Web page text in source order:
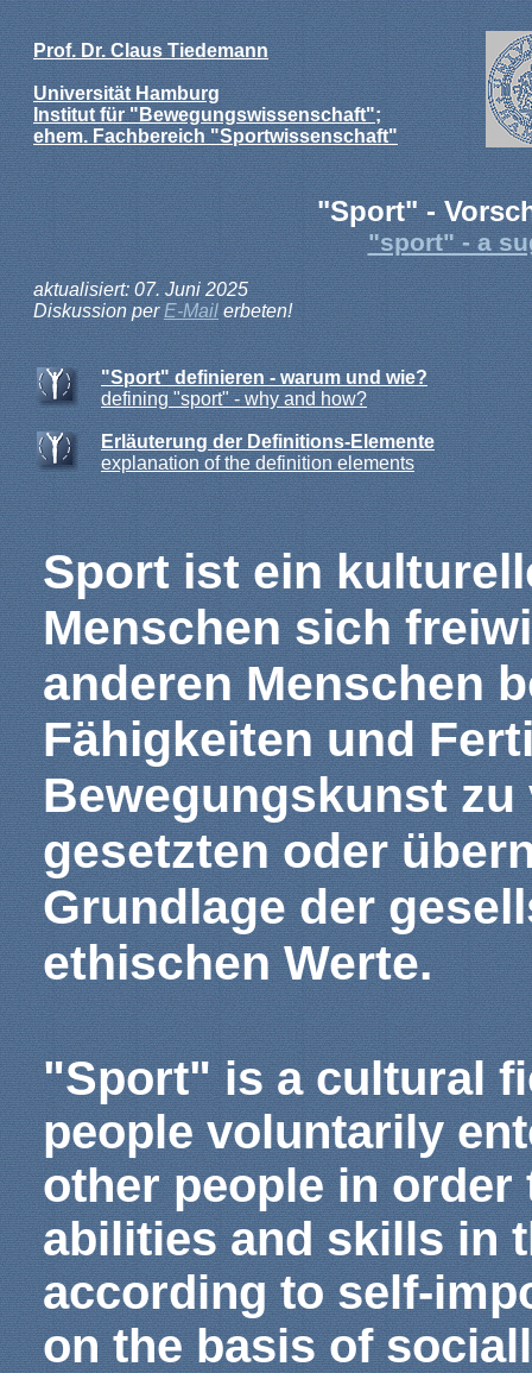
Prof. Dr. Claus Tiedemann
Universität Hamburg
Institut für "Bewegungswissenschaft";
ehem. Fachbereich "Sportwissenschaft"
"Sport" -
"sport" - a
aktualisiert: 07. Juni 2025
Diskussion perE-Mailerbeten!
"Sport" definieren - warum und wie?
defining "sport" - why and how?
Erläuterung der Definitions-Elemente
explanation of the definition elements
Sport ist ein
Menschen sich
anderen Menschen
Fähigkeiten und
Bewegungskunst
gesetzten oder
Grundlage der
ethischen Werte.
"Sport" is a cultural
people voluntarily
other people in
abilities and skills in
according to self-
on the basis of